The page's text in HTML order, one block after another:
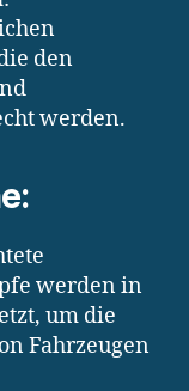
den
werden.
werden in
um die
Fahrzeugen